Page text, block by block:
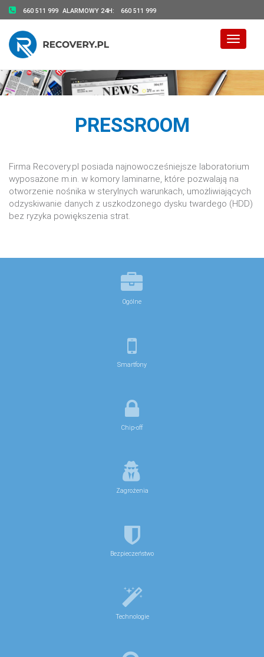
660 511 999 ALARMOWY 24H: 660 511 999
Toggle
PRESSROOM
Firma Recovery.pl posiada najnowocześniejsze laboratorium
wyposażone m.in. w komory laminarne, które pozwalają na
otworzenie nośnika w sterylnych warunkach, umożliwiających
odzyskiwanie danych z uszkodzonego dysku twardego (HDD)
bez ryzyka powiększenia strat.
Ogólne
Smartfony
Chip-off
Zagrożenia
Bezpieczeństwo
Technologie